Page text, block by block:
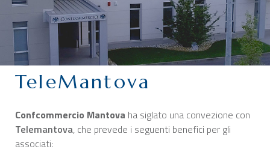
DELEGAZIONI
ATTIVITÀ STORICHE
PERIODICO
PERCHÉ ASSOCIARSI?
CONTATTI
TeleMantova
Confcommercio Mantova ha siglato una convezione con
Telemantova, che prevede i seguenti benefici per gli
associati: